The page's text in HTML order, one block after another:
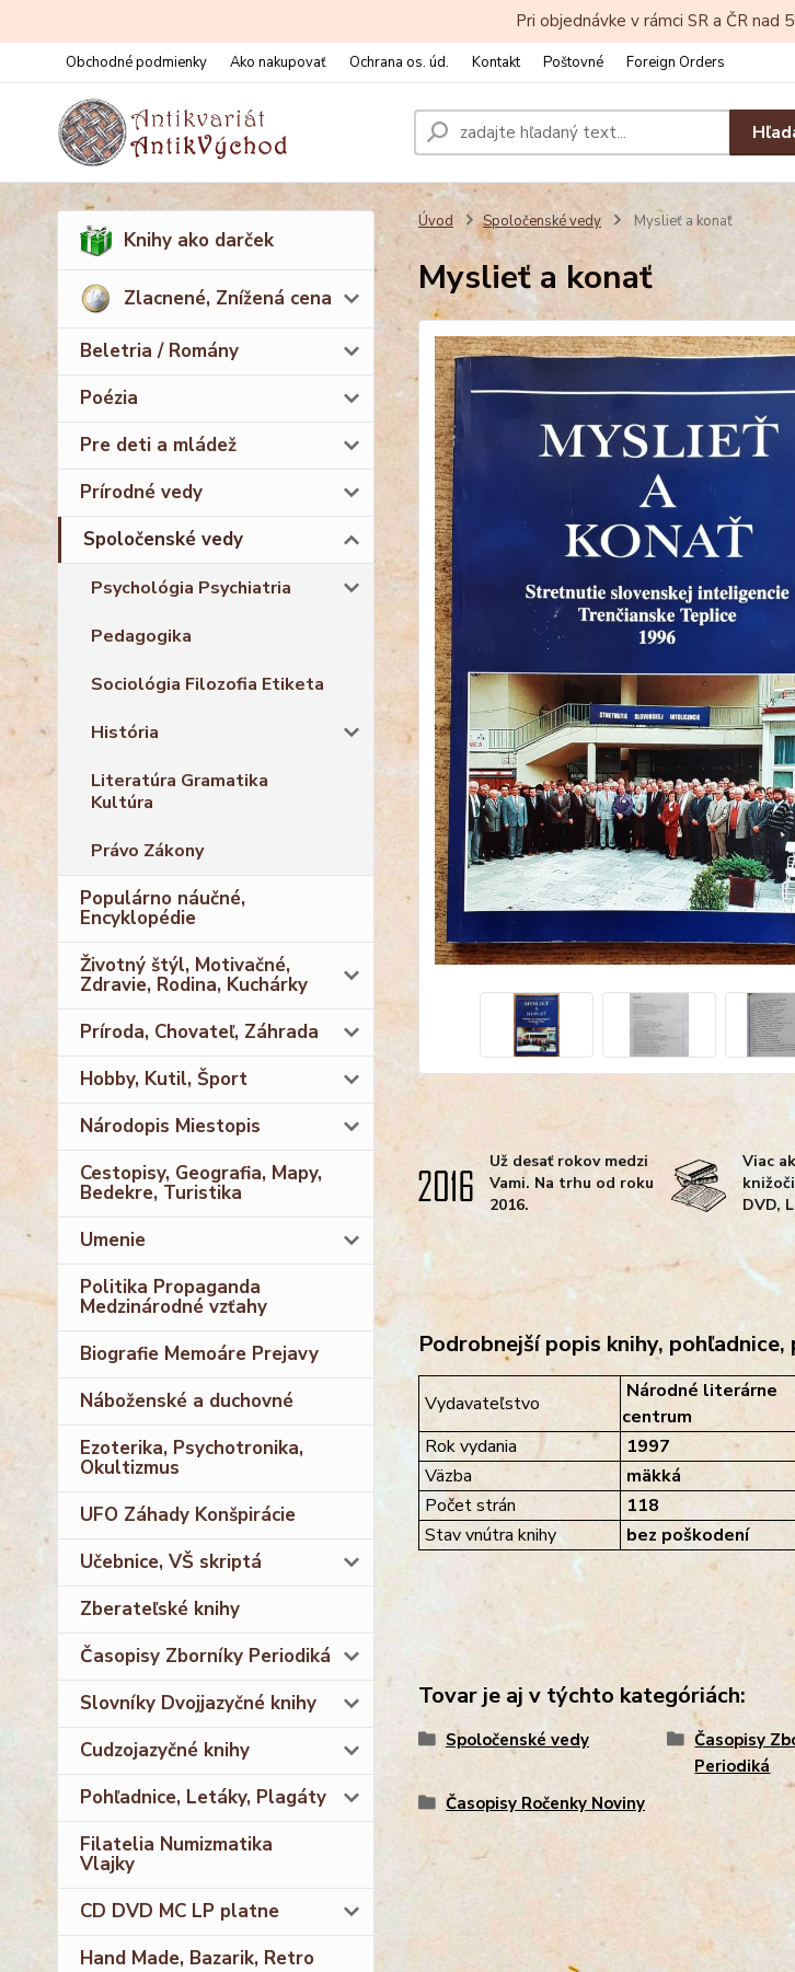
Pri objednávke v rámci SR a ČR nad
Obchodné podmienky Ako nakupovať Ochrana os. úd. Kontakt Poštovné Foreign Orders
Knihy ako darček
Zlacnené, Znížená cena
Beletria / Romány
Poézia
Pre deti a mládež
Prírodné vedy
Spoločenské vedy
Psychológia Psychiatria
Pedagogika
Sociológia Filozofia Etiketa
História
Literatúra Gramatika
Kultúra
Právo Zákony
Populárno náučné,
Encyklopédie
Životný štýl, Motivačné,
Zdravie, Rodina, Kuchárky
Príroda, Chovateľ, Záhrada
Hobby, Kutil, Šport
Národopis Miestopis
Cestopisy, Geografia, Mapy,
Bedekre, Turistika
Umenie
Politika Propaganda
Medzinárodné vzťahy
Biografie Memoáre Prejavy
Náboženské a duchovné
Ezoterika, Psychotronika,
Okultizmus
UFO Záhady Konšpirácie
Učebnice, VŠ skriptá
Zberateľské knihy
Časopisy Zborníky Periodiká
Slovníky Dvojjazyčné knihy
Cudzojazyčné knihy
Pohľadnice, Letáky, Plagáty
Filatelia Numizmatika
Vlajky
CD DVD MC LP platne
Hand Made, Bazarik, Retro
Úvod Spoločenské vedy Myslieť a konať
Myslieť a konať
Už desať rokov medzi
Vami. Na trhu od roku
2016.
Viac
DVD,
Podrobnejší popis knihy, pohľadnice,
Vydavateľstvo
Národné literárne
centrum
Rok vydania
1997
Väzba
mäkká
Počet strán
118
Stav vnútra knihy
bez poškodení
Tovar je aj v týchto kategóriách:
Spoločenské vedy
Časopisy
Periodiká
Časopisy Ročenky Noviny